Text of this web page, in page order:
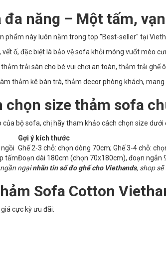
đa năng – Một tấm,
phẩm này luôn nằm trong top "Best-seller" tại
vết ố, đặc biệt là bảo vệ sofa khỏi móng vuốt mèo
trải sàn cho bé vui chơi an toàn, thảm trải ghế ô
thảm kê bàn trà, thảm decor phòng khách,
chọn size thảm sofa
bộ sofa, chị hãy tham khảo cách chọn size dưới
Gợi ý kích thước
Ghế 2-3 chỗ: chọn dòng 70cm; Ghế 3-4 chỗ:
tấmĐoạn dài 180cm (chọn 70x180cm), đoạn ngắn
ngạinhắn tin số đo ghế cho Viethands, shop
Sofa Cotton
cực kỳ ưu đãi: